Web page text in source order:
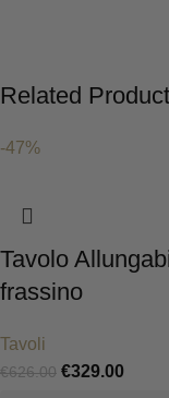
Related
-47%
Tavolo
frassino
Tavoli
€626.00 €329.00